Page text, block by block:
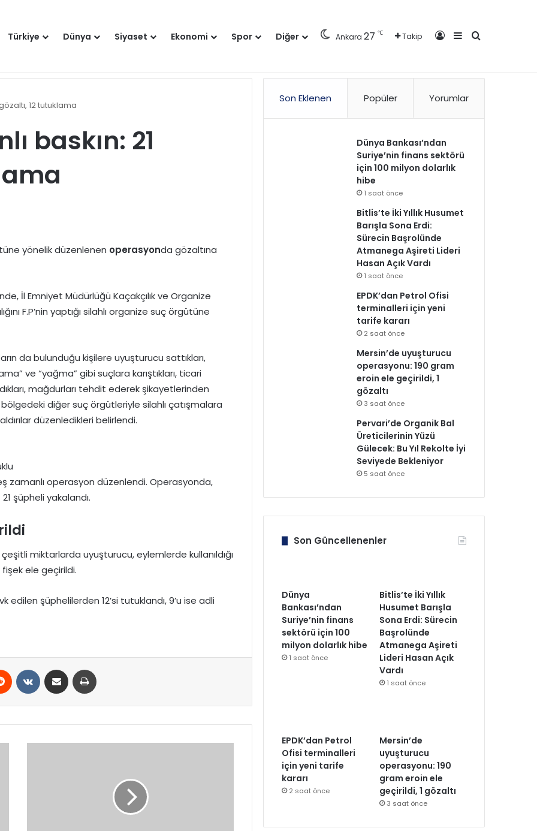
Türkiye Dünya Siyaset Ekonomi Spor Diğer Ankara 27 ℃ Takip Kayıt OlKenar Bölmesi
Arama yap
12 tutuklama
baskın: 21
yönelik düzenlenen operasyonda gözaltına
İl Emniyet Müdürlüğü Kaçakçılık ve Organize
F.P’nin yaptığı silahlı organize suç örgütüne
da bulunduğu kişilere uyuşturucu sattıkları,
ve “yağma” gibi suçlara karıştıkları, ticari
mağdurları tehdit ederek şikayetlerinden
diğer suç örgütleriyle silahlı çatışmalara
düzenledikleri belirlendi.
zamanlı operasyon düzenlendi. Operasyonda,
şüpheli yakalandı.
miktarlarda uyuşturucu, eylemlerde kullanıldığı
ele geçirildi.
şüphelilerden 12’si tutuklandı, 9’u ise adli
Reddit VKontakteE-Posta ile paylaş
Son Eklenen Popüler Yorumlar
Dünya Bankası’ndan
Suriye’nin finans sektörü
için 100 milyon dolarlık
hibe
1 saat önce
Bitlis’te İki Yıllık Husumet
Barışla Sona Erdi:
Sürecin Başrolünde
Atmanega Aşireti Lideri
Hasan Açık Vardı
1 saat önce
EPDK’dan Petrol Ofisi
terminalleri için yeni
tarife kararı
2 saat önce
Mersin’de uyuşturucu
operasyonu: 190 gram
eroin ele geçirildi, 1
gözaltı
3 saat önce
Pervari’de Organik Bal
Üreticilerinin Yüzü
Gülecek: Bu Yıl Rekolte İyi
Seviyede Bekleniyor
5 saat önce
Son Güncellenenler
Dünya
Bankası’ndan
Suriye’nin finans
sektörü için 100
milyon dolarlık hibe
1 saat önce
Bitlis’te İki Yıllık
Husumet Barışla
Sona Erdi: Sürecin
Başrolünde
Atmanega Aşireti
Lideri Hasan Açık
Vardı
1 saat önce
EPDK’dan Petrol
Ofisi terminalleri
için yeni tarife
kararı
2 saat önce
Mersin’de
uyuşturucu
operasyonu: 190
gram eroin ele
geçirildi, 1 gözaltı
3 saat önce